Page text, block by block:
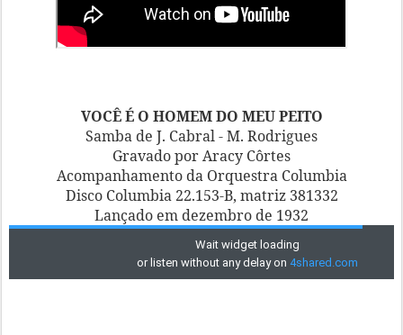
VOCÊ É O HOMEM DO MEU PEITO
Samba de J. Cabral - M. Rodrigues
Gravado por Aracy Côrtes
Acompanhamento da Orquestra Columbia
Disco Columbia 22.153-B, matriz 381332
Lançado em dezembro de 1932